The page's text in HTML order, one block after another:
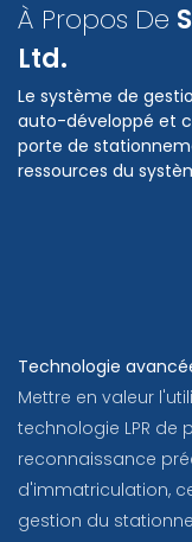
À Propos De
Ltd.
Le système de
auto-développé et
porte de
ressources du
Technologie
Mettre en valeur
technologie LPR de
reconnaissance
d'immatriculation,
gestion du